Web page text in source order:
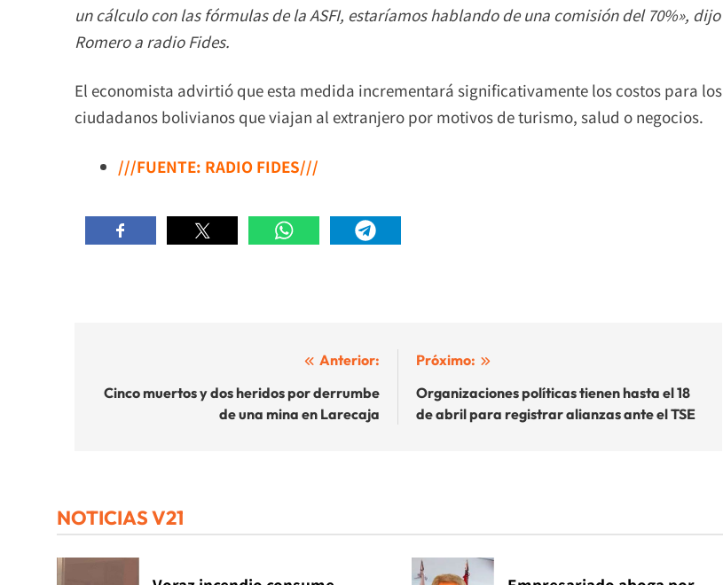
un cálculo con las fórmulas de la ASFI, estaríamos hablando de una comisión del 70%», dijo
Romero a radio Fides.
El economista advirtió que esta medida incrementará significativamente los costos para los
ciudadanos bolivianos que viajan al extranjero por motivos de turismo, salud o negocios.
///FUENTE: RADIO FIDES///
de
Anterior:
Cinco muertos y dos heridos por derrumbe
de una mina en Larecaja
Próximo:
Organizaciones políticas tienen hasta el 18
de abril para registrar alianzas ante el TSE
NOTICIAS V21